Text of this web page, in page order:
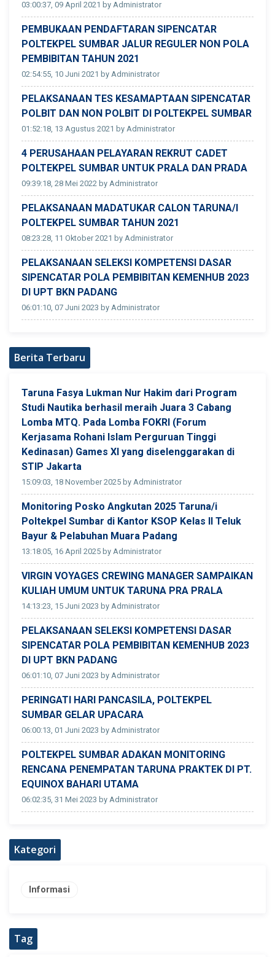
03:00:37, 09 April 2021 by Administrator
PEMBUKAAN PENDAFTARAN SIPENCATAR
POLTEKPEL SUMBAR JALUR REGULER NON POLA
PEMBIBITAN TAHUN 2021
02:54:55, 10 Juni 2021 by Administrator
PELAKSANAAN TES KESAMAPTAAN SIPENCATAR
POLBIT DAN NON POLBIT DI POLTEKPEL SUMBAR
01:52:18, 13 Agustus 2021 by Administrator
4 PERUSAHAAN PELAYARAN REKRUT CADET
POLTEKPEL SUMBAR UNTUK PRALA DAN PRADA
09:39:18, 28 Mei 2022 by Administrator
PELAKSANAAN MADATUKAR CALON TARUNA/I
POLTEKPEL SUMBAR TAHUN 2021
08:23:28, 11 Oktober 2021 by Administrator
PELAKSANAAN SELEKSI KOMPETENSI DASAR
SIPENCATAR POLA PEMBIBITAN KEMENHUB 2023
DI UPT BKN PADANG
06:01:10, 07 Juni 2023 by Administrator
Berita Terbaru
Taruna Fasya Lukman Nur Hakim dari Program
Studi Nautika berhasil meraih Juara 3 Cabang
Lomba MTQ. Pada Lomba FOKRI (Forum
Kerjasama Rohani Islam Perguruan Tinggi
Kedinasan) Games XI yang diselenggarakan di
STIP Jakarta
15:09:03, 18 November 2025 by Administrator
Monitoring Posko Angkutan 2025 Taruna/i
Poltekpel Sumbar di Kantor KSOP Kelas II Teluk
Bayur & Pelabuhan Muara Padang
13:18:05, 16 April 2025 by Administrator
VIRGIN VOYAGES CREWING MANAGER SAMPAIKAN
KULIAH UMUM UNTUK TARUNA PRA PRALA
14:13:23, 15 Juni 2023 by Administrator
PELAKSANAAN SELEKSI KOMPETENSI DASAR
SIPENCATAR POLA PEMBIBITAN KEMENHUB 2023
DI UPT BKN PADANG
06:01:10, 07 Juni 2023 by Administrator
PERINGATI HARI PANCASILA, POLTEKPEL
SUMBAR GELAR UPACARA
06:00:13, 01 Juni 2023 by Administrator
POLTEKPEL SUMBAR ADAKAN MONITORING
RENCANA PENEMPATAN TARUNA PRAKTEK DI PT.
EQUINOX BAHARI UTAMA
06:02:35, 31 Mei 2023 by Administrator
Kategori
Informasi
Tag